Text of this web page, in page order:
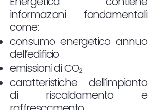
informazioni fondamentali
come:
consumo energetico annuo
dell’edificio
emissioni di CO₂
caratteristiche dell’impianto
di riscaldamento e